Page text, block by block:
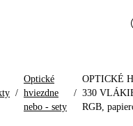
/
Optické
hviezdne
nebo - sety
/
OPTICKÉ
330
RGB,